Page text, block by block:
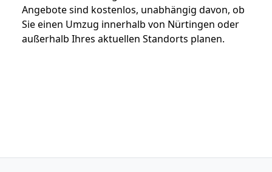
Angebote sind kostenlos, unabhängig davon, ob
Sie einen Umzug innerhalb von Nürtingen oder
außerhalb Ihres aktuellen Standorts planen.